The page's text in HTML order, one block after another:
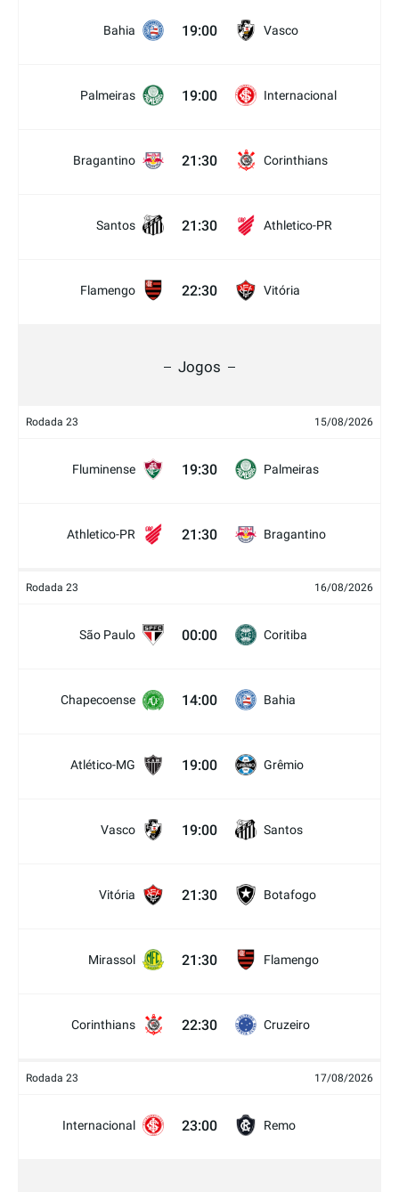
Bahia 19:00 Vasco
Palmeiras 19:00 Internacional
Bragantino 21:30 Corinthians
Santos 21:30 Athletico-PR
Flamengo 22:30 Vitória
Jogos
Rodada 23 15/08/2026
Fluminense 19:30 Palmeiras
Athletico-PR 21:30 Bragantino
Rodada 23 16/08/2026
São Paulo 00:00 Coritiba
Chapecoense 14:00 Bahia
Atlético-MG 19:00 Grêmio
Vasco 19:00 Santos
Vitória 21:30 Botafogo
Mirassol 21:30 Flamengo
Corinthians 22:30 Cruzeiro
Rodada 23 17/08/2026
Internacional 23:00 Remo